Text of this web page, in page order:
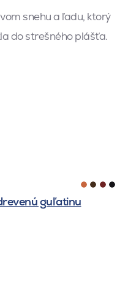
snehu a ľadu, ktorý
do strešného plášťa.
guľatinu